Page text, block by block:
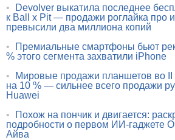
•
Devolver выкатила последнее
к Ball x Pit — продажи роглайка про
превысили два миллиона копий
•
Премиальные смартфоны бьют
% этого сегмента захватили iPhone
•
Мировые продажи планшетов во II
на 10 % — сильнее всего продажи
Huawei
•
Похож на пончик и двигается:
подробности о первом ИИ-гаджете
Айва